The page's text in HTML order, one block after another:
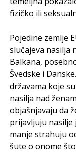
fizičko ili
Pojedine zemlje
slučajeva nasilja
Balkana,
Švedske i
državama koje
nasilja nad
objašnjavaju da
prijavljuju nasilje
manje strahuju
šute o onome